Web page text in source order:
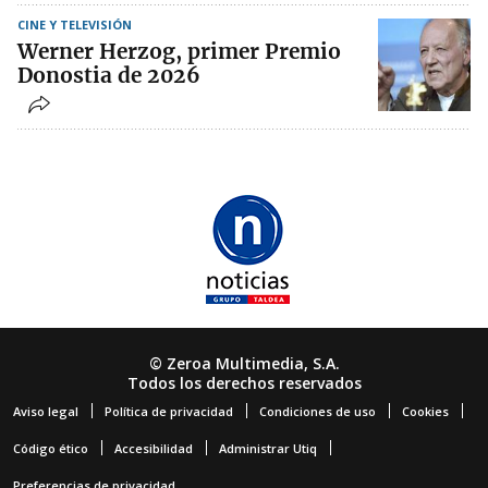
CINE Y TELEVISIÓN
Werner Herzog, primer Premio
Donostia de 2026
© Zeroa Multimedia, S.A.
Todos los derechos reservados
Aviso legal Política de privacidad Condiciones de uso Cookies
Código ético Accesibilidad Administrar Utiq